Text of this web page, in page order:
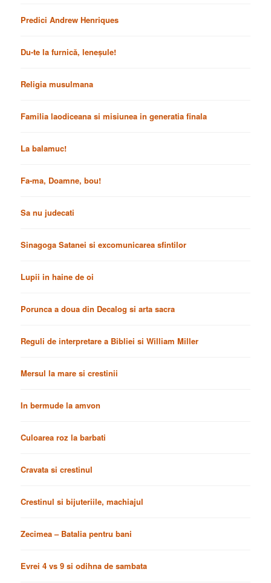
Predici Andrew Henriques
Du-te la furnică, leneșule!
Religia musulmana
Familia laodiceana si misiunea in generatia finala
La balamuc!
Fa-ma, Doamne, bou!
Sa nu judecati
Sinagoga Satanei si excomunicarea sfintilor
Lupii in haine de oi
Porunca a doua din Decalog si arta sacra
Reguli de interpretare a Bibliei si William Miller
Mersul la mare si crestinii
In bermude la amvon
Culoarea roz la barbati
Cravata si crestinul
Crestinul si bijuteriile, machiajul
Zecimea – Batalia pentru bani
Evrei 4 vs 9 si odihna de sambata